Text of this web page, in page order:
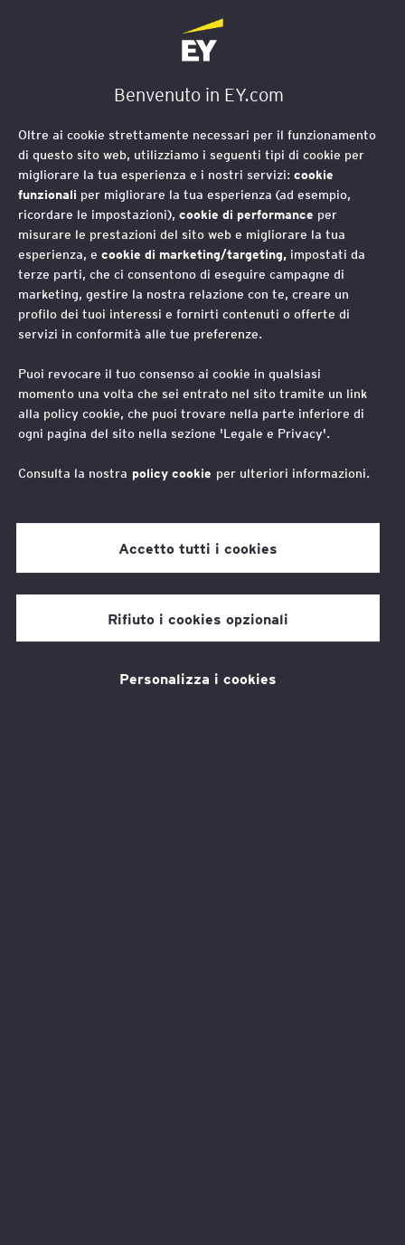
Competenze che
liberano
È
vero, è un tema che ha riguardato
qualsiasi epoca e contesto sociale. Ma
mai nessun “accidente storico” come la
trasformazione digitale in cui siamo immersi
oggi sono eminentemente tecnologiche - non
Benvenuto in EY.com
Oltre ai cookie strettamente necessari per il funzionamento
di questo sito web, utilizziamo i seguenti tipi di cookie per
migliorare la tua esperienza e i nostri servizi: cookie
funzionali per migliorare la tua esperienza (ad esempio,
ricordare le impostazioni), cookie di performance per
misurare le prestazioni del sito web e migliorare la tua
esperienza, e cookie di marketing/targeting, impostati da
terze parti, che ci consentono di eseguire campagne di
marketing, gestire la nostra relazione con te, creare un
profilo dei tuoi interessi e fornirti contenuti o offerte di
servizi in conformità alle tue preferenze.
Puoi revocare il tuo consenso ai cookie in qualsiasi
momento una volta che sei entrato nel sito tramite un link
alla policy cookie, che puoi trovare nella parte inferiore di
ogni pagina del sito nella sezione 'Legale e Privacy'.
Consulta la nostra policy cookie per ulteriori informazioni.
Rifiuto i cookies opzionali
Accetto tutti i cookies
Personalizza i cookies